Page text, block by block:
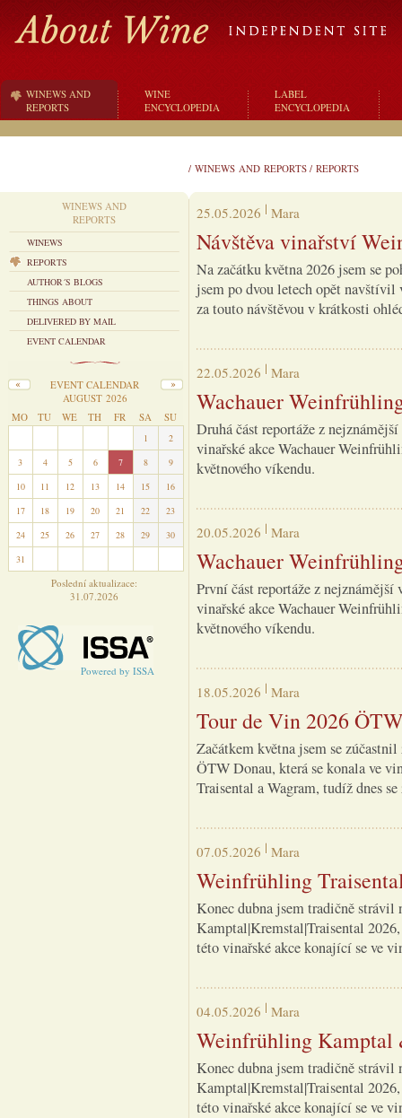
WINEWS AND
REPORTS
WINE
ENCYCLOPEDIA
LABEL
ENCYCLOPEDIA
/ WINEWS AND REPORTS / REPORTS
WINEWS AND
REPORTS
WINEWS
REPORTS
AUTHOR´S BLOGS
THINGS ABOUT
DELIVERED BY MAIL
EVENT CALENDAR
EVENT CALENDAR
AUGUST 2026
MO
TU WE TH FR SA SU
1
2
3
4 5 6 7 8
9
10
11 12 13 14 15
16
17
18 19 20 21 22
23
24
25 26 27 28 29
30
31
Poslední aktualizace:
31.07.2026
Powered by ISSA
25.05.2026 Mara
Návštěva vinařství
Na začátku května 2026 jsem se
jsem po dvou letech opět
za touto návštěvou v krátkosti
22.05.2026 Mara
Wachauer
Druhá část reportáže z
vinařské akce Wachauer
květnového víkendu.
20.05.2026 Mara
Wachauer
První část reportáže z
vinařské akce Wachauer
květnového víkendu.
18.05.2026 Mara
Tour de Vin 2026
Začátkem května jsem se
ÖTW Donau, která se konala ve
Traisental a Wagram, tudíž dnes
07.05.2026 Mara
Weinfrühling
Konec dubna jsem tradičně
Kamptal|Kremstal|Traisental
této vinařské akce konající se ve
04.05.2026 Mara
Weinfrühling Kamptal
Konec dubna jsem tradičně
Kamptal|Kremstal|Traisental
této vinařské akce konající se ve